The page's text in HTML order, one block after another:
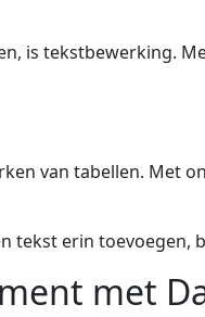
is tekstbewerking.
van tabellen. Met
tekst erin toevoegen,
met